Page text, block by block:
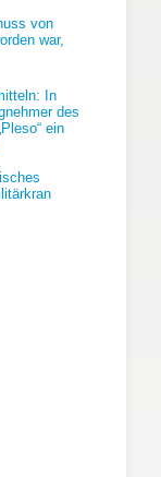
von
war,
In
des
ein